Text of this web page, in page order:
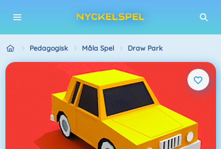
Pedagogisk Måla Spel Draw Park